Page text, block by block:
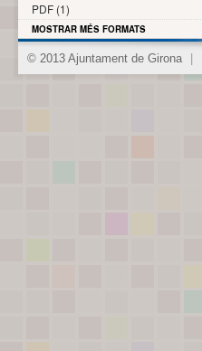
PDF (1)
MOSTRAR MÉS FORMATS
© 2013 Ajuntament de Girona